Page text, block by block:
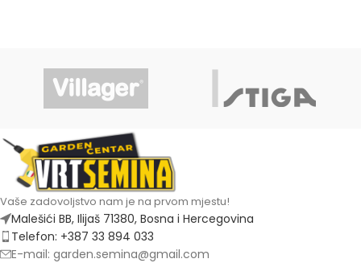
Vaše zadovoljstvo nam je na prvom mjestu!
Malešići BB, Ilijaš 71380, Bosna i Hercegovina
Telefon: +387 33 894 033
E-mail: garden.semina@gmail.com